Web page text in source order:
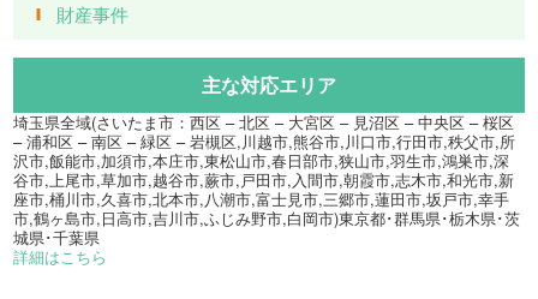
財産事件
主な対応エリア
埼玉県全域(さいたま市：西区 – 北区 – 大宮区 – 見沼区 – 中央区 – 桜区
– 浦和区 – 南区 – 緑区 – 岩槻区,川越市,熊谷市,川口市,行田市,秩父市,所
沢市,飯能市,加須市,本庄市,東松山市,春日部市,狭山市,羽生市,鴻巣市,深
谷市,上尾市,草加市,越谷市,蕨市,戸田市,入間市,朝霞市,志木市,和光市,新
座市,桶川市,久喜市,北本市,八潮市,富士見市,三郷市,蓮田市,坂戸市,幸手
市,鶴ヶ島市,日高市,吉川市,ふじみ野市,白岡市)東京都･群馬県･栃木県･茨
城県･千葉県
詳細はこちら